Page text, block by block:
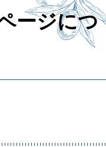
ージにつ